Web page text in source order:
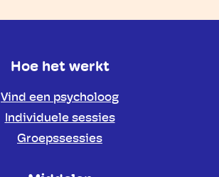
Hoe het werkt
Vind een psycholoog
Individuele sessies
Groepssessies